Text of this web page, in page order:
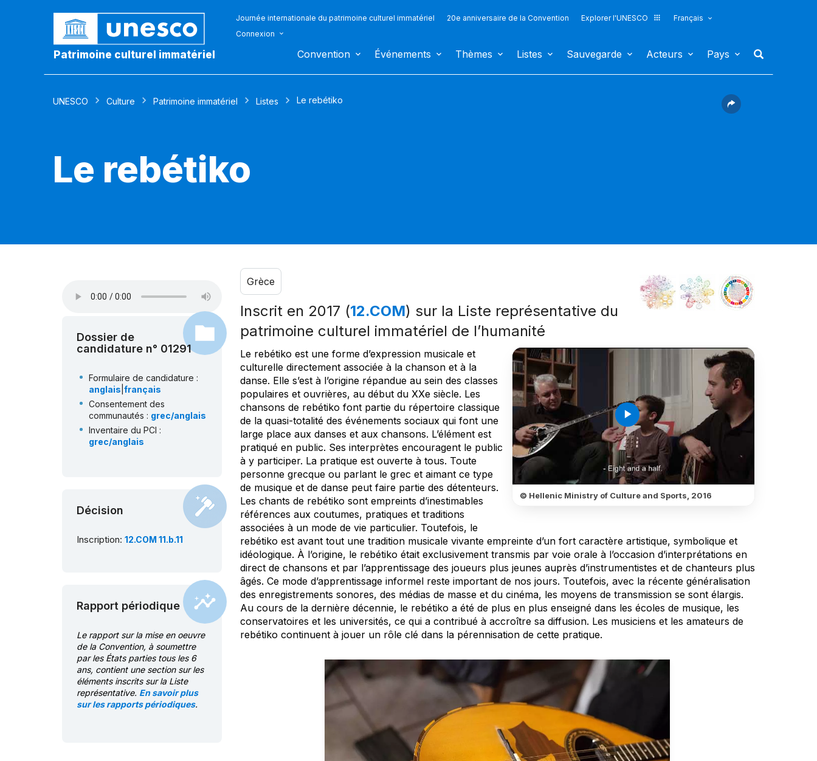
Patrimoine culturel immatériel
Journée internationale du patrimoine culturel immatériel 20e anniversaire de la Convention Explorer l'UNESCO
Français
Connexion
Convention Événements Thèmes Listes Sauvegarde Acteurs Pays
UNESCO Culture Patrimoine immatériel Listes Le rebétiko
Le rebétiko
Dossier de
candidature n° 01291
Formulaire de candidature :
anglais français
Consentement des
communautés : grec/anglais
Inventaire du PCI :
grec/anglais
Décision
Inscription: 12.COM 11.b.11
Rapport périodique
Le rapport sur la mise en oeuvre
de la Convention, à soumettre
par les États parties tous les 6
ans, contient une section sur les
éléments inscrits sur la Liste
représentative. En savoir plus
sur les rapports périodiques.
Grèce
Inscrit en 2017 (12.COM) sur la Liste représentative du
patrimoine culturel immatériel de l’humanité
play_arrow
© Hellenic Ministry of Culture and Sports, 2016
Le rebétiko est une forme d’expression musicale et
culturelle directement associée à la chanson et à la
danse. Elle s’est à l’origine répandue au sein des classes
populaires et ouvrières, au début du XXe siècle. Les
chansons de rebétiko font partie du répertoire classique
de la quasi-totalité des événements sociaux qui font une
large place aux danses et aux chansons. L’élément est
pratiqué en public. Ses interprètes encouragent le public
à y participer. La pratique est ouverte à tous. Toute
personne grecque ou parlant le grec et aimant ce type
de musique et de danse peut faire partie des détenteurs.
Les chants de rebétiko sont empreints d’inestimables
références aux coutumes, pratiques et traditions
associées à un mode de vie particulier. Toutefois, le
rebétiko est avant tout une tradition musicale vivante empreinte d’un fort caractère artistique, symbolique et
idéologique. À l’origine, le rebétiko était exclusivement transmis par voie orale à l’occasion d’interprétations en
direct de chansons et par l’apprentissage des joueurs plus jeunes auprès d’instrumentistes et de chanteurs plus
âgés. Ce mode d’apprentissage informel reste important de nos jours. Toutefois, avec la récente généralisation
des enregistrements sonores, des médias de masse et du cinéma, les moyens de transmission se sont élargis.
Au cours de la dernière décennie, le rebétiko a été de plus en plus enseigné dans les écoles de musique, les
conservatoires et les universités, ce qui a contribué à accroître sa diffusion. Les musiciens et les amateurs de
rebétiko continuent à jouer un rôle clé dans la pérennisation de cette pratique.